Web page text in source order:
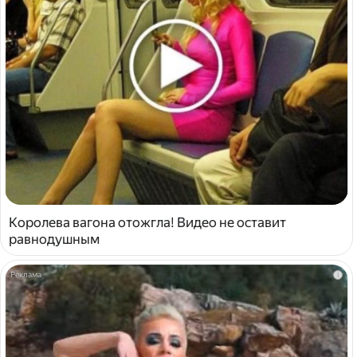
Королева вагона отожгла! Видео не оставит
равнодушным
i